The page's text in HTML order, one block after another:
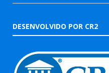
DESENVOLVIDO POR CR2